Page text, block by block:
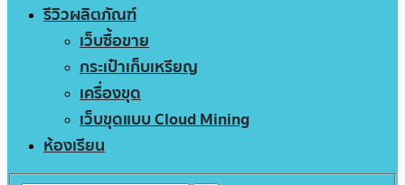
รีวิวผลิตภัณฑ์
เว็บซื้อขาย
กระเป๋าเก็บเหรียญ
เครื่องขุด
เว็บขุดแบบ Cloud Mining
ห้องเรียน